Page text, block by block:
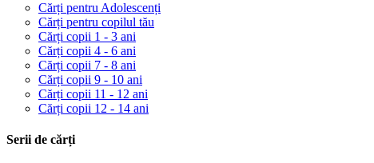
Cărți pentru Adolescenți
Cărți pentru copilul tău
Cărți copii 1 - 3 ani
Cărți copii 4 - 6 ani
Cărți copii 7 - 8 ani
Cărți copii 9 - 10 ani
Cărți copii 11 - 12 ani
Cărți copii 12 - 14 ani
Serii de cărți